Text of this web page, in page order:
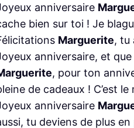
anniversaire
bien sur toi ! Je
Marguerite, tu
anniversaire, et
, pour ton
de cadeaux ! C’est
anniversaire
tu deviens de plus